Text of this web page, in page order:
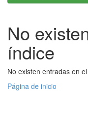
No
índice
No existen entradas en
Página de inicio